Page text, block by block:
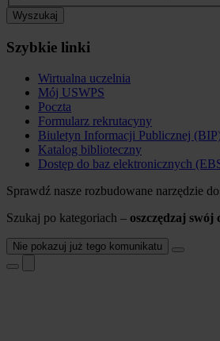
Wyszukaj
Szybkie linki
Wirtualna uczelnia
Mój USWPS
Poczta
Formularz rekrutacyny
Biuletyn Informacji Publicznej
Katalog biblioteczny
Dostęp do baz elektronicznych
Sprawdź nasze rozbudowane narzędzie
Szukaj po kategoriach – oszczędzaj swój
Nie pokazuj już tego komunikatu